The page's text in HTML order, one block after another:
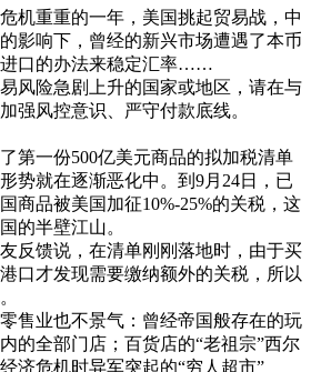
机重重的一年，美国挑起贸易战，中
影响下，曾经的新兴市场遭遇了本币
进口的办法来稳定汇率……
风险急剧上升的国家或地区，请在与
强风控意识、严守付款底线。
第一份500亿美元商品的拟加税清单
势就在逐渐恶化中。到9月24日，已
商品被美国加征10%-25%的关税，这
的半壁江山。
反馈说，在清单刚刚落地时，由于买
口才发现需要缴纳额外的关税，所以
售业也不景气：曾经帝国般存在的玩
的全部门店；百货店的“老祖宗”西尔
济危机时异军突起的“穷人超市”